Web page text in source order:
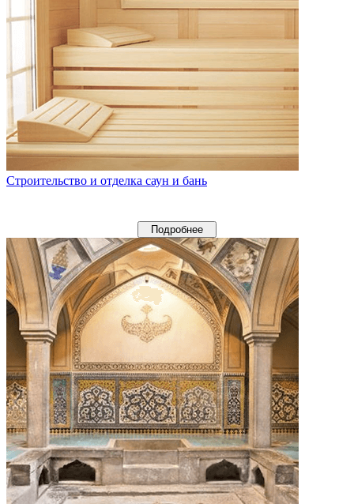
Строительство и отделка саун и бань
Подробнее